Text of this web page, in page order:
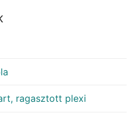
ragasztott plexi